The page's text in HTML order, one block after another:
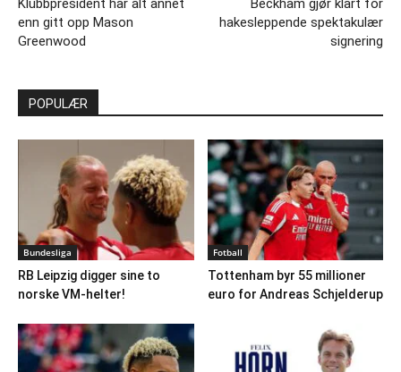
Klubbpresident har alt annet
enn gitt opp Mason
Greenwood
Beckham gjør klart for
hakesleppende spektakulær
signering
POPULÆR
Bundesliga
RB Leipzig digger sine to
norske VM-helter!
Fotball
Tottenham byr 55 millioner
euro for Andreas Schjelderup